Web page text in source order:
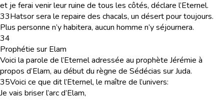
et je ferai venir leur ruine de tous les côtés, déclare l’Eternel.
33Hatsor sera le repaire des chacals, un désert pour toujours.
Plus personne n’y habitera, aucun homme n’y séjournera.
34
Prophétie sur Elam
Voici la parole de l’Eternel adressée au prophète Jérémie à
propos d’Elam, au début du règne de Sédécias sur Juda.
35Voici ce que dit l’Eternel, le maître de l’univers:
Je vais briser l’arc d’Elam,